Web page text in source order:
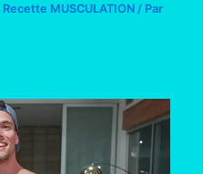
Recette MUSCULATION / Par